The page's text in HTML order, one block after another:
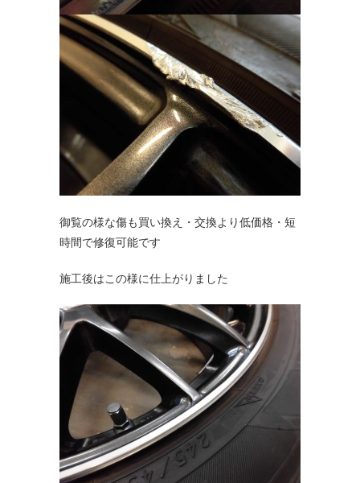
御覧の様な傷も買い換え・交換より低価格・短
時間で修復可能です
施工後はこの様に仕上がりました